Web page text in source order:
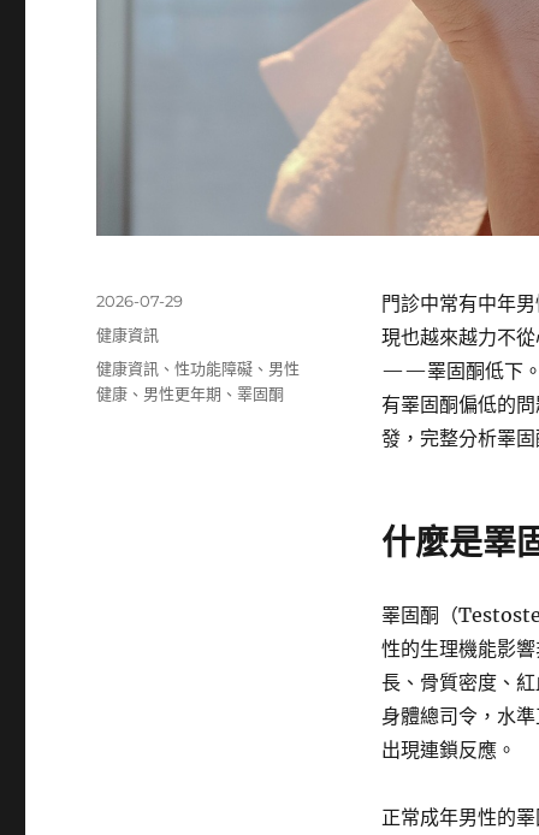
門診中常有中年
現也越來越力不
——睪固酮低下。
有睪固酮偏低的
發，完整分析睪
什麼是睪
睪固酮（
性的生理機能影
長、骨質密度、
身體總司令，水
出現連鎖反應。
正常成年男性的
發
佈
日
期:
2026-07-29
分
類
健康資訊
標
籤
健康資訊 、性功能障礙 、 男性
健康 、 男性更年期 、睪固酮